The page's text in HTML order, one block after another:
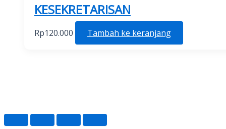
KESEKRETARISAN
Rp120.000 Tambah ke keranjang